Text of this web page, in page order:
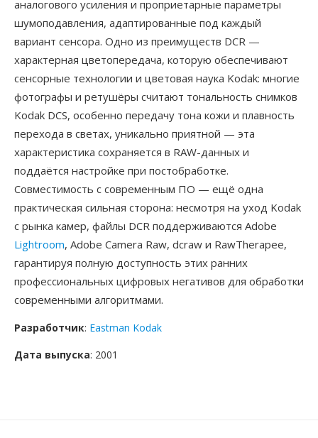
аналогового усиления и проприетарные параметры
шумоподавления, адаптированные под каждый
вариант сенсора. Одно из преимуществ DCR —
характерная цветопередача, которую обеспечивают
сенсорные технологии и цветовая наука Kodak: многие
фотографы и ретушёры считают тональность снимков
Kodak DCS, особенно передачу тона кожи и плавность
перехода в светах, уникально приятной — эта
характеристика сохраняется в RAW-данных и
поддаётся настройке при постобработке.
Совместимость с современным ПО — ещё одна
практическая сильная сторона: несмотря на уход Kodak
с рынка камер, файлы DCR поддерживаются Adobe
Lightroom, Adobe Camera Raw, dcraw и RawTherapee,
гарантируя полную доступность этих ранних
профессиональных цифровых негативов для обработки
современными алгоритмами.
Разработчик: Eastman Kodak
Дата выпуска: 2001